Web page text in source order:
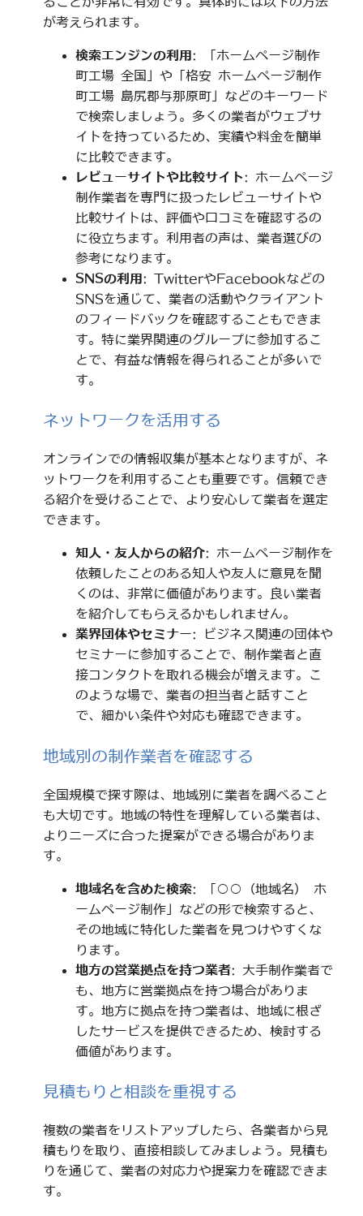
が考えられます。
検索エンジンの利用 : 「ホームページ制作
町工場 全国」や「格安 ホームページ制作
町工場 島尻郡与那原町」などのキーワード
で検索しましょう。多くの業者がウェブサ
イトを持っているため、実績や料金を簡単
に比較できます。
レビューサイトや比較サイト: ホームページ
制作業者を専門に扱ったレビューサイトや
比較サイトは、評価や口コミを確認するの
に役立ちます。利用者の声は、業者選びの
参考になります。
SNSの利用 : TwitterやFacebookなどの
SNSを通じて、業者の活動やクライアント
のフィードバックを確認することもできま
す。特に業界関連のグループに参加するこ
とで、有益な情報を得られることが多いで
す。
ネットワークを活用する
オンラインでの情報収集が基本となりますが、ネ
ットワークを利用することも重要です。信頼でき
る紹介を受けることで、より安心して業者を選定
できます。
知人・友人からの紹介: ホームページ制作を
依頼したことのある知人や友人に意見を聞
くのは、非常に価値があります。良い業者
を紹介してもらえるかもしれません。
業界団体やセミナー: ビジネス関連の団体や
セミナーに参加することで、制作業者と直
接コンタクトを取れる機会が増えます。こ
のような場で、業者の担当者と話すこと
で、細かい条件や対応も確認できます。
地域別の制作業者を確認する
全国規模で探す際は、地域別に業者を調べること
も大切です。地域の特性を理解している業者は、
よりニーズに合った提案ができる場合がありま
す。
地域名を含めた検索: 「○○（地域名） ホ
ームページ制作」などの形で検索すると、
その地域に特化した業者を見つけやすくな
ります。
地方の営業拠点を持つ業者: 大手制作業者で
も、地方に営業拠点を持つ場合がありま
す。地方に拠点を持つ業者は、地域に根ざ
したサービスを提供できるため、検討する
価値があります。
見積もりと相談を重視する
複数の業者をリストアップしたら、各業者から見
積もりを取り、直接相談してみましょう。見積も
りを通じて、業者の対応力や提案力を確認できま
す。